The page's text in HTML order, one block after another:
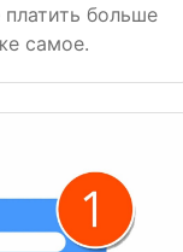
больше
самое.